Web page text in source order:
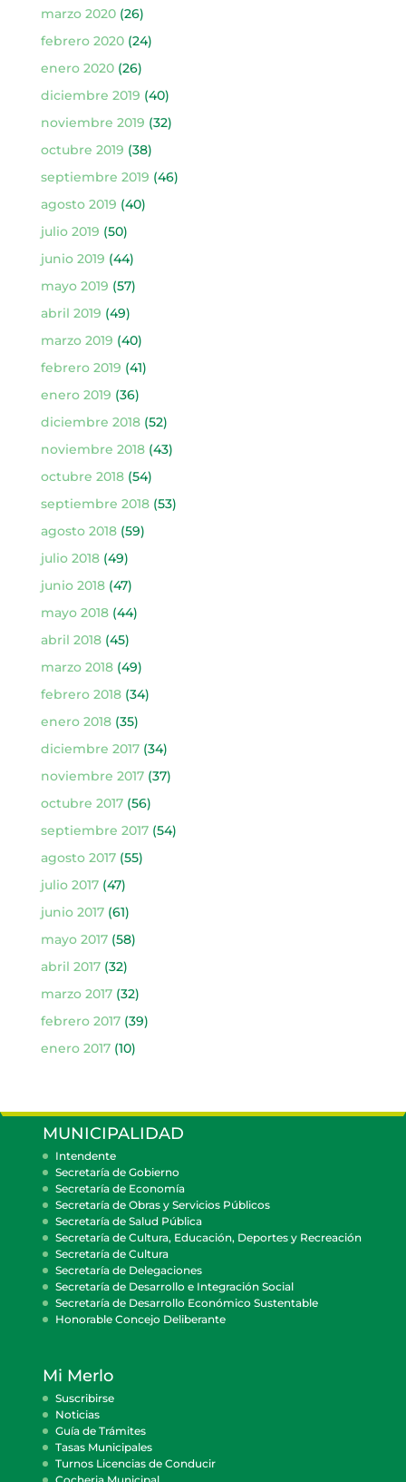
marzo 2020(26)
febrero 2020(24)
enero 2020(26)
diciembre 2019 (40)
noviembre 2019 (32)
octubre 2019 (38)
septiembre 2019 (46)
agosto 2019 (40)
julio 2019 (50)
junio 2019 (44)
mayo 2019 (57)
abril 2019 (49)
marzo 2019 (40)
febrero 2019 (41)
enero 2019 (36)
diciembre 2018(52)
noviembre 2018(43)
octubre 2018(54)
septiembre 2018(53)
agosto 2018(59)
julio 2018(49)
junio 2018(47)
mayo 2018(44)
abril 2018(45)
marzo 2018(49)
febrero 2018(34)
enero 2018(35)
diciembre 2017(34)
noviembre 2017(37)
octubre 2017(56)
septiembre 2017(54)
agosto 2017(55)
julio 2017(47)
junio 2017(61)
mayo 2017(58)
abril 2017(32)
marzo 2017(32)
febrero 2017(39)
enero 2017(10)
MUNICIPALIDAD
Intendente
Secretaría de Gobierno
Secretaría de Economía
Secretaría de Obras y Servicios Públicos
Secretaría de Salud Pública
Secretaría de Cultura, Educación, Deportes y Recreación
Secretaría de Cultura
Secretaría de Delegaciones
Secretaría de Desarrollo e Integración Social
Secretaría de Desarrollo Económico Sustentable
Honorable Concejo Deliberante
Mi Merlo
Suscribirse
Noticias
Guía de Trámites
Tasas Municipales
Turnos Licencias de Conducir